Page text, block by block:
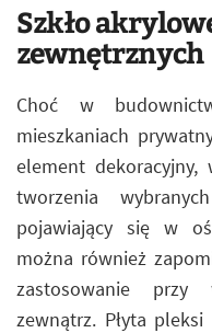
Szkło
zewnętrznych
Choć w
mieszkaniach
element dekoracyjny,
tworzenia
pojawiający się w
można również
zastosowanie przy
zewnątrz. Płyta